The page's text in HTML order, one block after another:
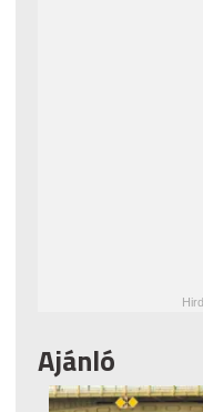
Ajánló